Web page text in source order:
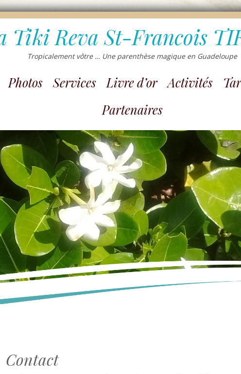
Tiki Reva St-Francois
Tropicalement vôtre … Une parenthèse magique en Guadeloupe
Photos Services Livre d’or Activités
Partenaires
Contact